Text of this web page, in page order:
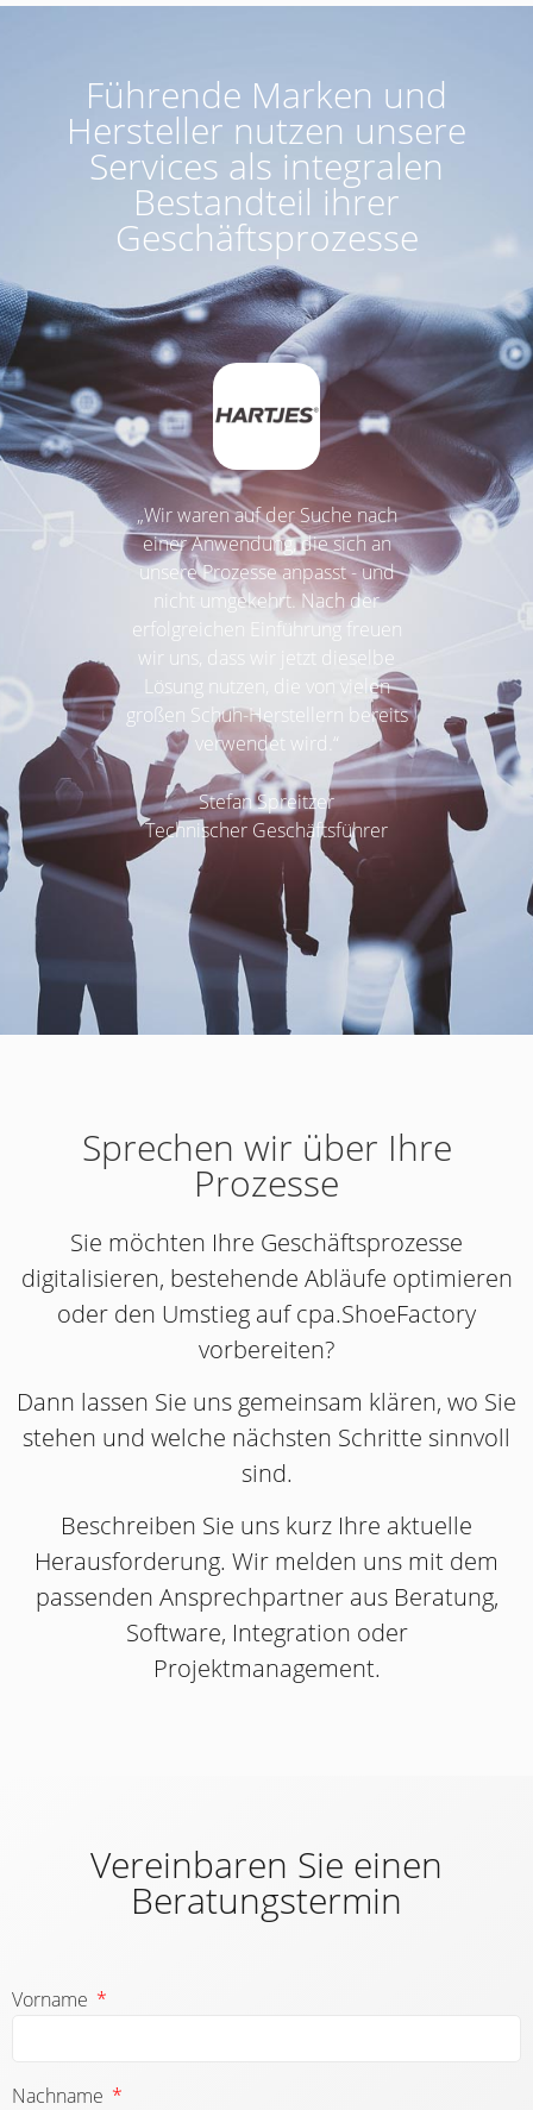
Führende Marken und
Hersteller nutzen unsere
Services als integralen
Bestandteil ihrer
Geschäftsprozesse
„Wir waren auf der Suche nach
einer Anwendung, die sich an
unsere Prozesse anpasst - und
nicht umgekehrt. Nach der
erfolgreichen Einführung freuen
wir uns, dass wir jetzt dieselbe
Lösung nutzen, die von vielen
großen Schuh-Herstellern bereits
verwendet wird.“
Stefan Spreitzer
Technischer Geschäftsführer
Sprechen wir über Ihre
Prozesse
Sie möchten Ihre Geschäftsprozesse
digitalisieren, bestehende Abläufe optimieren
oder den Umstieg auf cpa.ShoeFactory
vorbereiten?
Dann lassen Sie uns gemeinsam klären, wo Sie
stehen und welche nächsten Schritte sinnvoll
sind.
Beschreiben Sie uns kurz Ihre aktuelle
Herausforderung. Wir melden uns mit dem
passenden Ansprechpartner aus Beratung,
Software, Integration oder
Projektmanagement.
Vereinbaren Sie einen
Beratungstermin
Vorname
Nachname